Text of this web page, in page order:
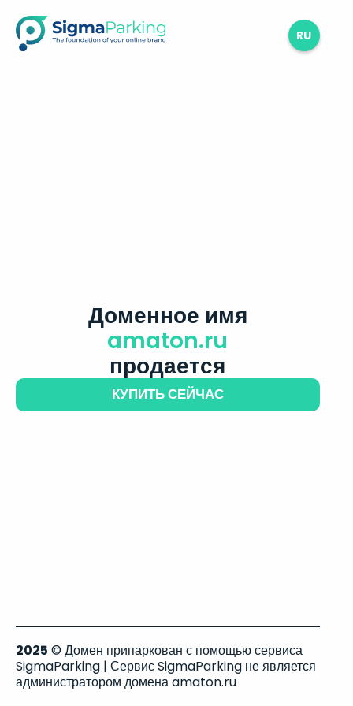
RU
Доменное имя
amaton.ru
продается
КУПИТЬ СЕЙЧАС
2025 © Домен припаркован с помощью сервиса
SigmaParking | Сервис SigmaParking не является
администратором домена amaton.ru